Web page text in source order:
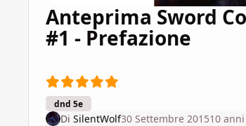
Anteprima Sword
#1 - Prefazione
dnd 5e
Di SilentWolf30 Settembre 201510 anni